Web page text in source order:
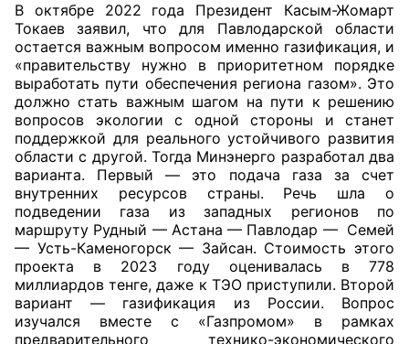
В октябре 2022 года Президент Касым-Жомарт
Токаев заявил, что для Павлодарской области
остается важным вопросом именно газификация, и
«правительству нужно в приоритетном порядке
выработать пути обеспечения региона газом». Это
должно стать важным шагом на пути к решению
вопросов экологии с одной стороны и станет
поддержкой для реального устойчивого развития
области с другой. Тогда Минэнерго разработал два
варианта. Первый — это подача газа за счет
внутренних ресурсов страны. Речь шла о
подведении газа из западных регионов по
маршруту Рудный — Астана — Павлодар — Семей
— Усть-Каменогорск — Зайсан. Стоимость этого
проекта в 2023 году оценивалась в 778
миллиардов тенге, даже к ТЭО приступили. Второй
вариант — газификация из России. Вопрос
изучался вместе с «Газпромом» в рамках
предварительного технико-экономического